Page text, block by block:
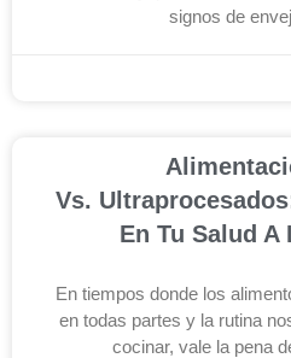
signos de
Vs.
En Tu Salud A
En tiempos donde los
en todas partes y la rutina
cocinar, vale la pena